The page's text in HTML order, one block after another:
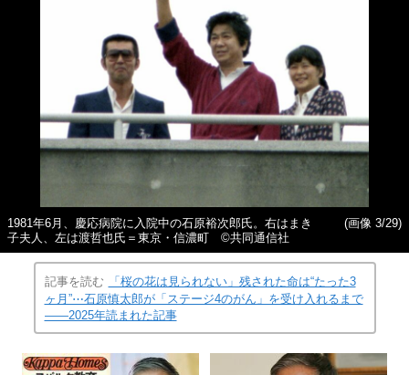
1981年6月、慶応病院に入院中の石原裕次郎氏。右はまき
子夫人、左は渡哲也氏＝東京・信濃町 ©共同通信社
(画像 3/29)
記事を読む
「桜の花は見られない」残された命は“たった3
ヶ月”⋯石原慎太郎が「ステージ4のがん」を受け入れるまで
――2025年読まれた記事